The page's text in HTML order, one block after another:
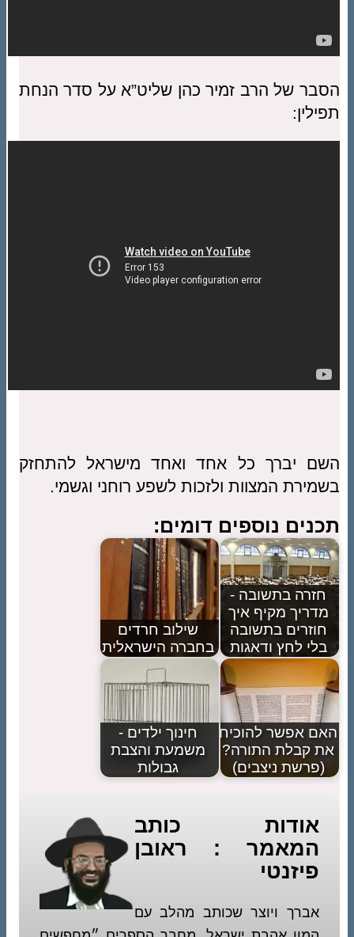
הסבר של הרב זמיר כהן שליט”א על סדר הנחת
תפילין:
השם יברך כל אחד ואחד מישראל להתחזק
בשמירת המצוות ולזכות לשפע רוחני וגשמי.
תכנים נוספים דומים:
חזרה בתשובה -
מדריך מקיף איך
חוזרים בתשובה
בלי לחץ ודאגות
שילוב חרדים
בחברה הישראלית
האם אפשר להוכיח
את קבלת התורה?
(פרשת ניצבים)
חינוך ילדים -
משמעת והצבת
גבולות
אודות כותב
המאמר : ראובן
פיזנטי
אברך ויוצר שכותב מהלב עם